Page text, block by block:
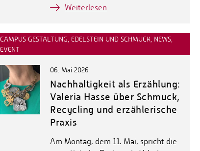
Weiterlesen
CAMPUS GESTALTUNG, EDELSTEIN UND SCHMUCK, NEWS,
EVENT
06. Mai 2026
Nachhaltigkeit als Erzählung:
Valeria Hasse über Schmuck,
Recycling und erzählerische
Praxis
Am Montag, dem 11. Mai, spricht die